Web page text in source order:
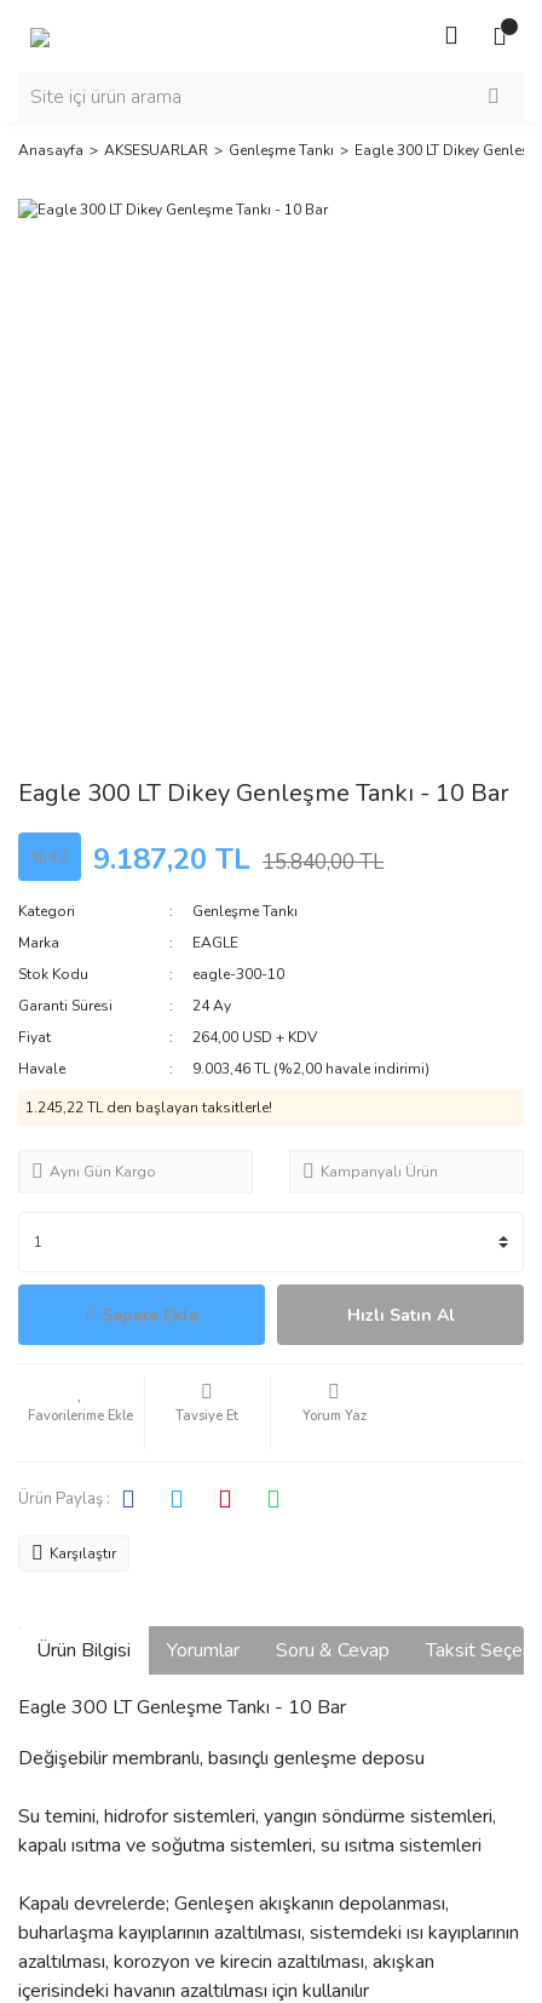
Anasayfa AKSESUARLAR Genleşme Tankı Eagle 300 LT Dikey
Eagle 300 LT Dikey Genleşme Tankı - 10 Bar
%42 9.187,20 TL 15.840,00 TL
Kategori
Genleşme Tankı
Marka
EAGLE
Stok Kodu
eagle-300-10
Garanti Süresi
24 Ay
Fiyat
264,00 USD + KDV
Havale
9.003,46 TL (%2,00 havale indirimi)
1.245,22 TL den başlayan taksitlerle!
Aynı Gün Kargo Kampanyalı Ürün
Sepete Ekle Hızlı Satın Al
Tavsiye Et Yorum Yaz
Ürün Paylaş :
Karşılaştır
Ürün Bilgisi Yorumlar Soru & Cevap Taksit
Eagle 300 LT Genleşme Tankı - 10 Bar
Değişebilir membranlı, basınçlı genleşme deposu
Su temini, hidrofor sistemleri, yangın söndürme sistemleri,
kapalı ısıtma ve soğutma sistemleri, su ısıtma sistemleri
Kapalı devrelerde; Genleşen akışkanın depolanması,
buharlaşma kayıplarının azaltılması, sistemdeki ısı kayıplarının
azaltılması, korozyon ve kirecin azaltılması, akışkan
içerisindeki havanın azaltılması için kullanılır